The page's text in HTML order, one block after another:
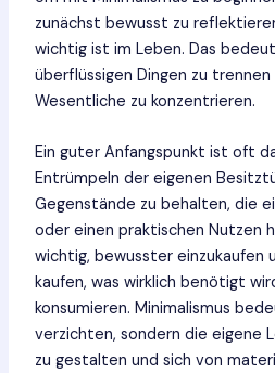
zunächst bewusst zu
wichtig ist im Leben. Das
überflüssigen Dingen zu trennen
Wesentliche zu konzentrieren.
Ein guter Anfangspunkt ist oft
Entrümpeln der eigenen
Gegenstände zu behalten, die
oder einen praktischen Nutzen
wichtig, bewusster einzukaufen
kaufen, was wirklich benötigt
konsumieren. Minimalismus
verzichten, sondern die eigene
zu gestalten und sich von